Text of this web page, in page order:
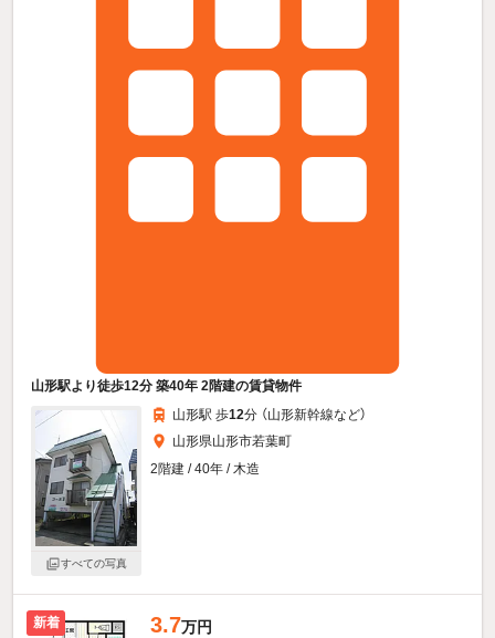
山形駅より徒歩12分 築40年 2階建の賃貸物件
すべての写真
山形駅 歩12分 （山形新幹線など）
山形県山形市若葉町
2階建 / 40年 / 木造
新着 3.7万円